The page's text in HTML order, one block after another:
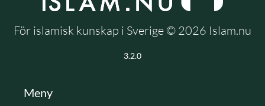
För islamisk kunskap i Sverige © 2026 Islam.nu
3.2.0
Meny